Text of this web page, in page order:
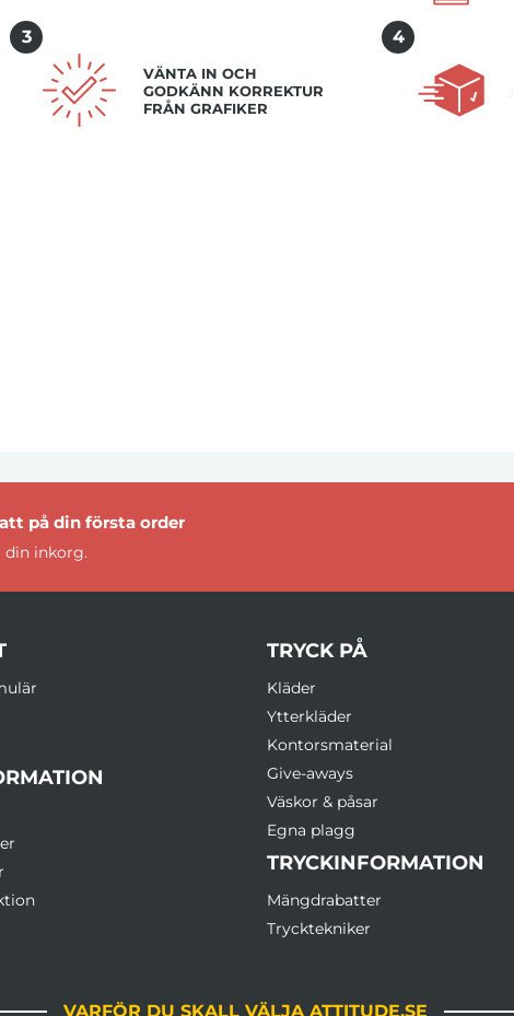
3
VÄNTA IN OCH
GODKÄNN KORREKTUR
FRÅN GRAFIKER
4
på din första order
din inkorg.
TRYCK PÅ
Kläder
Ytterkläder
Kontorsmaterial
Give-aways
Väskor & påsar
Egna plagg
TRYCKINFORMATION
Mängdrabatter
Trycktekniker
VARFÖR DU SKALL VÄLJA ATTITUDE.SE